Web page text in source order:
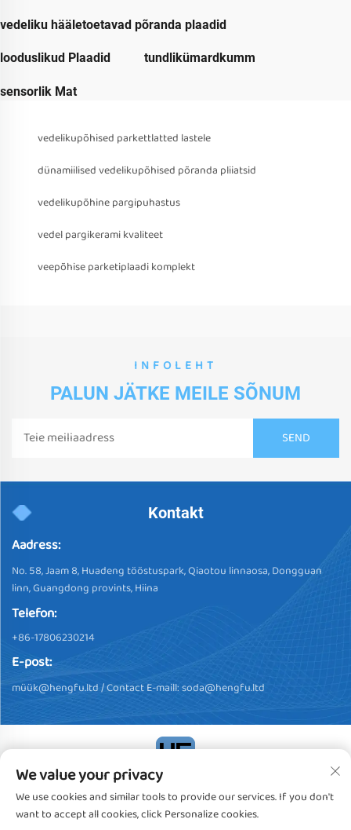
vedeliku hääletoetavad põranda plaadid
looduslikud Plaadid tundlikümardkumm
sensorlik Mat
vedelikupõhised parkettlatted lastele
dünamiilised vedelikupõhised põranda pliiatsid
vedelikupõhine pargipuhastus
vedel pargikerami kvaliteet
veepõhise parketiplaadi komplekt
INFOLEHT
PALUN JÄTKE MEILE SÕNUM
Kontakt
Aadress:
No. 58, Jaam 8, Huadeng tööstuspark, Qiaotou linnaosa, Dongguan
linn, Guangdong provints, Hiina
Telefon:
+86-17806230214
E-post:
müük@hengfu.ltd/ Contact E-maill:soda@hengfu.ltd
Autoriõigus © 2024, Dongguan Hengfu Plastic Products Co., Ltd.
Kõik õigused kaitstudPrivaatsuspoliitika
We value your privacy
We use cookies and similar tools to provide our services. If you don't
want to accept all cookies, click Personalize cookies.